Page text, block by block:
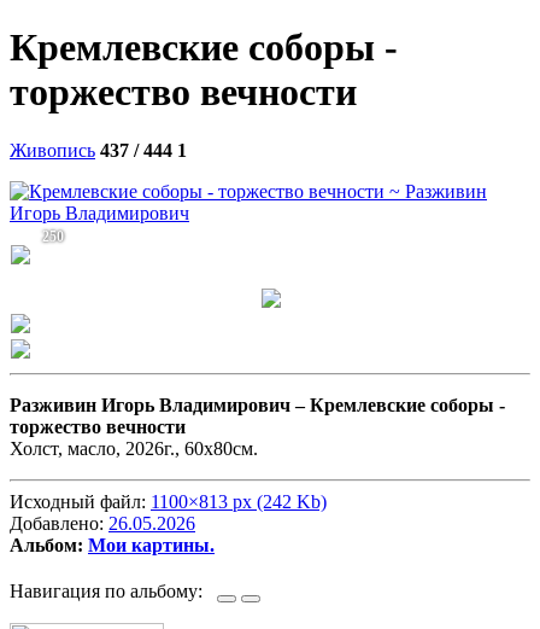
Кремлевские соборы -
торжество вечности
Живопись 437 / 444 1
250
Разживин Игорь Владимирович –Кремлевские соборы -
торжество вечности
Холст, масло, 2026г., 60х80см.
Исходный файл: 1100×813 px (242 Kb)
Добавлено: 26.05.2026
Альбом: Мои картины.
Навигация по альбому: